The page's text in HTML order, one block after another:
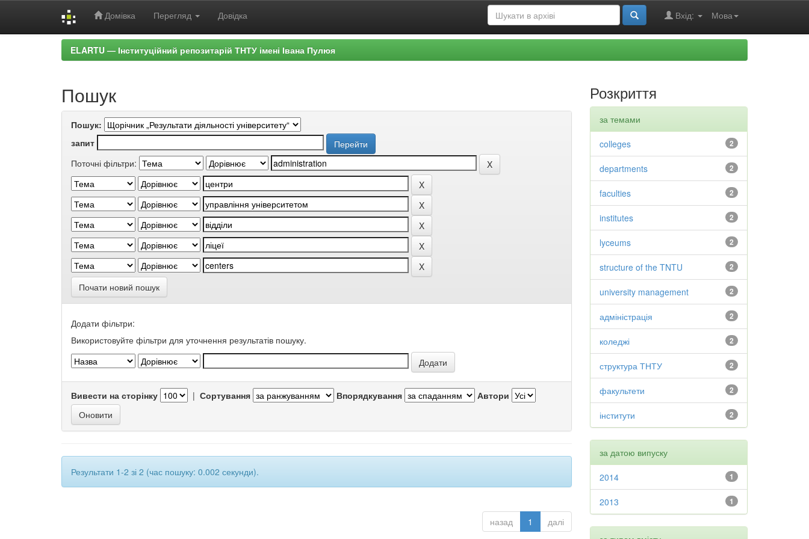
Домівка Перегляд Довідка Мова
Вхід:
ELARTU — Інституційний репозитарій ТНТУ імені Івана Пулюя
Пошук
Пошук:
запит
Поточні фільтри:
Почати новий пошук
Додати фільтри:
Використовуйте фільтри для уточнення результатів пошуку.
Вивести на сторінку | Сортування Впорядкування Автори
Результати 1-2 зі 2 (час пошуку: 0.002 секунди).
назад 1 далі
Розкриття
за темами
2
colleges
2
departments
2
faculties
2
institutes
2
lyceums
2
structure of the TNTU
2
university management
2
адміністрація
2
коледжі
2
структура ТНТУ
2
факультети
2
інститути
за датою випуску
1
2014
1
2013